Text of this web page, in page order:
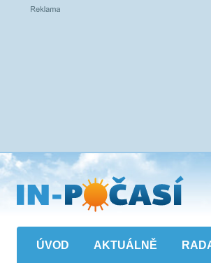
Přejít
na
hlavní
obsah
ÚVOD AKTUÁLNĚ